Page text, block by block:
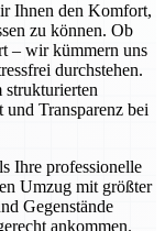
Ihnen den Komfort,
zu können. Ob
– wir kümmern uns
durchstehen.
strukturierten
Transparenz bei
Ihre professionelle
Umzug mit größter
Gegenstände
ankommen.